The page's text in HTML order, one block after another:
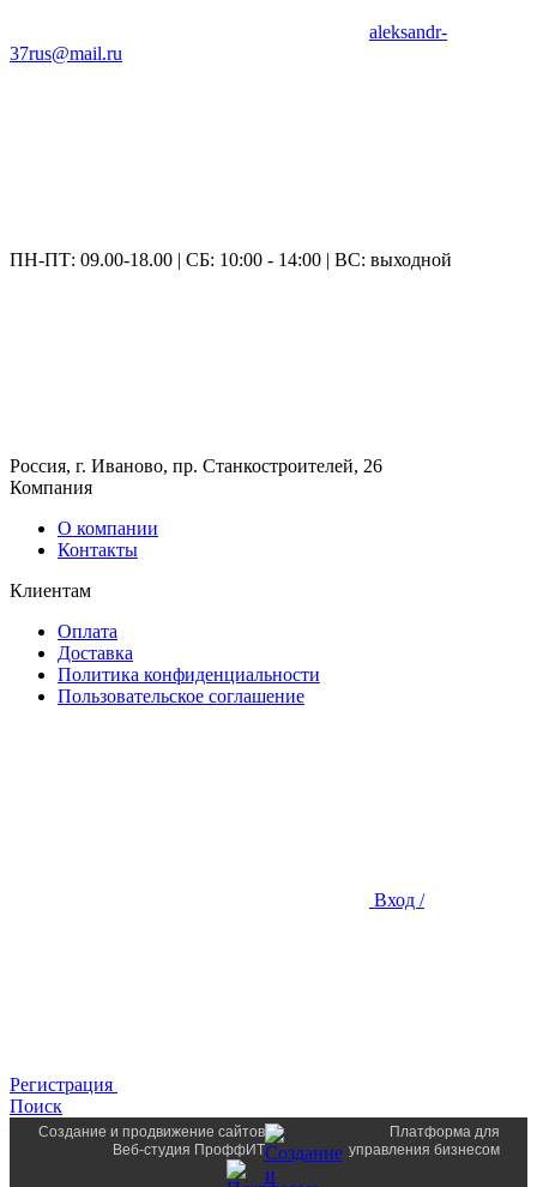
aleksandr-
37rus@mail.ru
ПН-ПТ: 09.00-18.00 | СБ: 10:00 - 14:00 | ВС: выходной
Россия, г. Иваново, пр. Станкостроителей, 26
Компания
О компании
Контакты
Клиентам
Оплата
Доставка
Политика конфиденциальности
Пользовательское соглашение
Вход /
Регистрация
Поиск
Создание и продвижение сайтов
Веб-студия ПроффИТ
Платформа для
управления бизнесом